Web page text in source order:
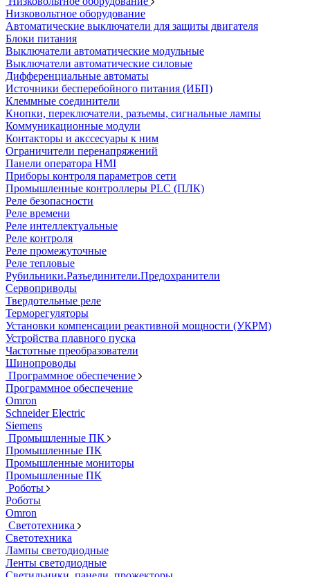
Низковольтное оборудование
Автоматические выключатели для защиты двигателя
Блоки питания
Выключатели автоматические модульные
Выключатели автоматические силовые
Дифференциальные автоматы
Источники бесперебойного питания (ИБП)
Клеммные соединители
Кнопки, переключатели, разъемы, сигнальные лампы
Коммуникационные модули
Контакторы и акссесуары к ним
Ограничители перенапряжений
Панели оператора HMI
Приборы контроля параметров сети
Промышленные контроллеры PLC (ПЛК)
Реле безопасности
Реле времени
Реле интеллектуальные
Реле контроля
Реле промежуточные
Реле тепловые
Рубильники.Разъединители.Предохранители
Сервоприводы
Твердотельные реле
Терморегуляторы
Установки компенсации реактивной мощности (УКРМ)
Устройства плавного пуска
Частотные преобразователи
Шинопроводы
Программное обеспечение
Программное обеспечение
Omron
Schneider Electric
Siemens
Промышленные ПК
Промышленные ПК
Промышленные мониторы
Промышленные ПК
Роботы
Роботы
Omron
Светотехника
Светотехника
Лампы светодиодные
Ленты светодиодные